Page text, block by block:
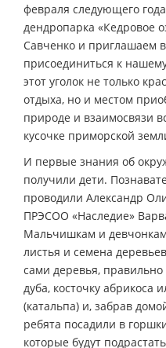
февраля следующего
дендропарка «Кедровое
Савченко и приглашаем
присоединиться к
этот уголок не только
отдыха, но и местом
природе и взаимосвязи
кусочке приморской
И первые знания об
получили дети.
проводили Александр
ПРЭСОО «Наследие»
Мальчишкам и
листья и семена
сами деревья,
дуба, косточку абрикоса
(катальпа) и, забрав
ребята посадили в
которые будут